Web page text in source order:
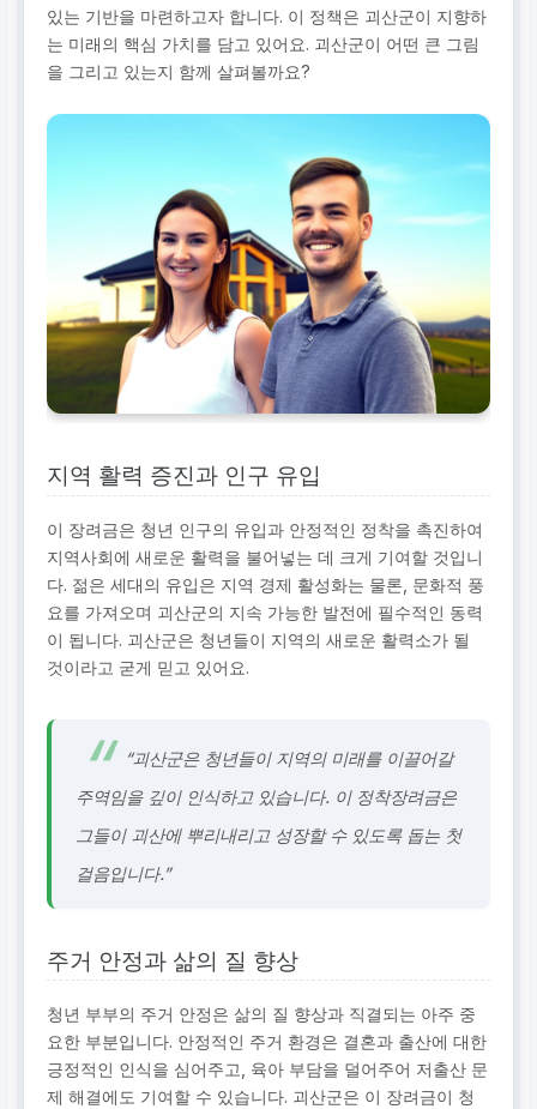
있는 기반을 마련하고자 합니다. 이 정책은 괴산군이 지향하
는 미래의 핵심 가치를 담고 있어요. 괴산군이 어떤 큰 그림
을 그리고 있는지 함께 살펴볼까요?
지역 활력 증진과 인구 유입
이 장려금은 청년 인구의 유입과 안정적인 정착을 촉진하여
지역사회에 새로운 활력을 불어넣는 데 크게 기여할 것입니
다. 젊은 세대의 유입은 지역 경제 활성화는 물론, 문화적 풍
요를 가져오며 괴산군의 지속 가능한 발전에 필수적인 동력
이 됩니다. 괴산군은 청년들이 지역의 새로운 활력소가 될
것이라고 굳게 믿고 있어요.
“괴산군은 청년들이 지역의 미래를 이끌어갈
주역임을 깊이 인식하고 있습니다. 이 정착장려금은
그들이 괴산에 뿌리내리고 성장할 수 있도록 돕는 첫
걸음입니다.”
주거 안정과 삶의 질 향상
청년 부부의 주거 안정은 삶의 질 향상과 직결되는 아주 중
요한 부분입니다. 안정적인 주거 환경은 결혼과 출산에 대한
긍정적인 인식을 심어주고, 육아 부담을 덜어주어 저출산 문
제 해결에도 기여할 수 있습니다. 괴산군은 이 장려금이 청